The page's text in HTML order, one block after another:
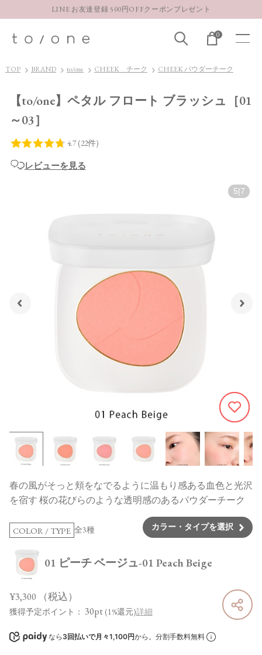
LINE お友達登録 500円OFFクーポンプレゼント
お得な定期購入コースはこちら
LINE お友達登録 500円OFFクーポンプレゼント
0
TOP BRAND to/one CHEEK チーク CHEEK パウダーチーク
【to/one】ペタル フロート ブラッシュ［01
～03］
レビューを見る
5| 7
253
春の風がそっと頬をなでるように温もり感ある血色と光沢
を宿す 桜の花びらのような透明感のあるパウダーチーク
COLOR / TYPE 全3種 カラー・タイプを選択
01 ピーチ ベージュ-01 Peach Beige
¥3,300 （税込）
獲得予定ポイント： 30pt (1%還元)詳細
なら 3回払いで月々1,100円から。分割手数料無料